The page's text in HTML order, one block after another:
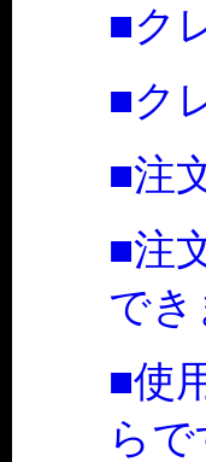
■ク
■ク
■注
■注
でき
■使
らで